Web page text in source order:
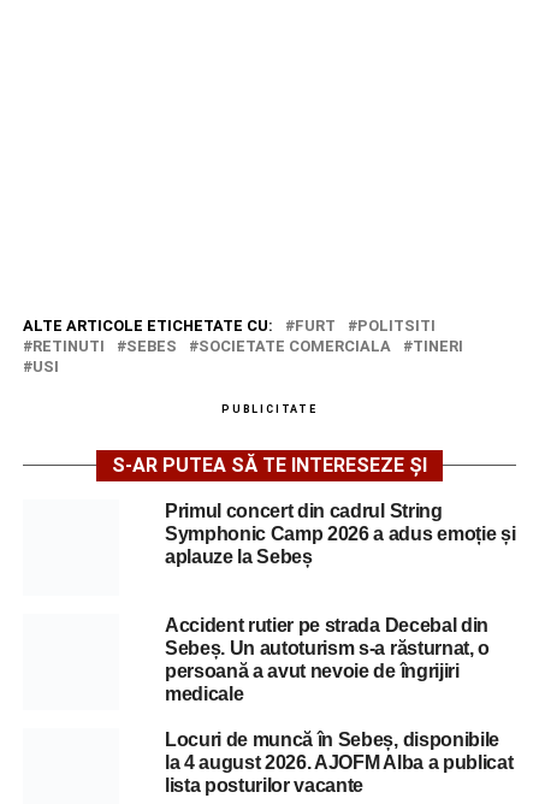
ALTE ARTICOLE ETICHETATE CU: FURT
POLITSITI
RETINUTI
SEBES SOCIETATE COMERCIALA
TINERI
USI
PUBLICITATE
S-AR PUTEA SĂ TE INTERESEZE ȘI
Primul concert din cadrul String
Symphonic Camp 2026 a adus emoție și
aplauze la Sebeș
Accident rutier pe strada Decebal din
Sebeș. Un autoturism s-a răsturnat, o
persoană a avut nevoie de îngrijiri
medicale
Locuri de muncă în Sebeș, disponibile
la 4 august 2026. AJOFM Alba a publicat
lista posturilor vacante